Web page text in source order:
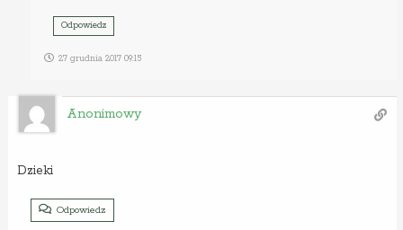
Odpowiedz
27 grudnia 2017 09:15
Anonimowy
Dzieki
Odpowiedz